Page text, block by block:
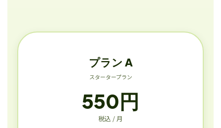
プラン A
スタータープラン
550円
税込 / 月